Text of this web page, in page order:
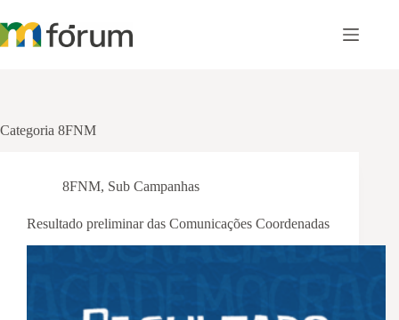
para
o
Categoria 8FNM
8FNM, Sub Campanhas
Resultado preliminar das Comunicações Coordenadas